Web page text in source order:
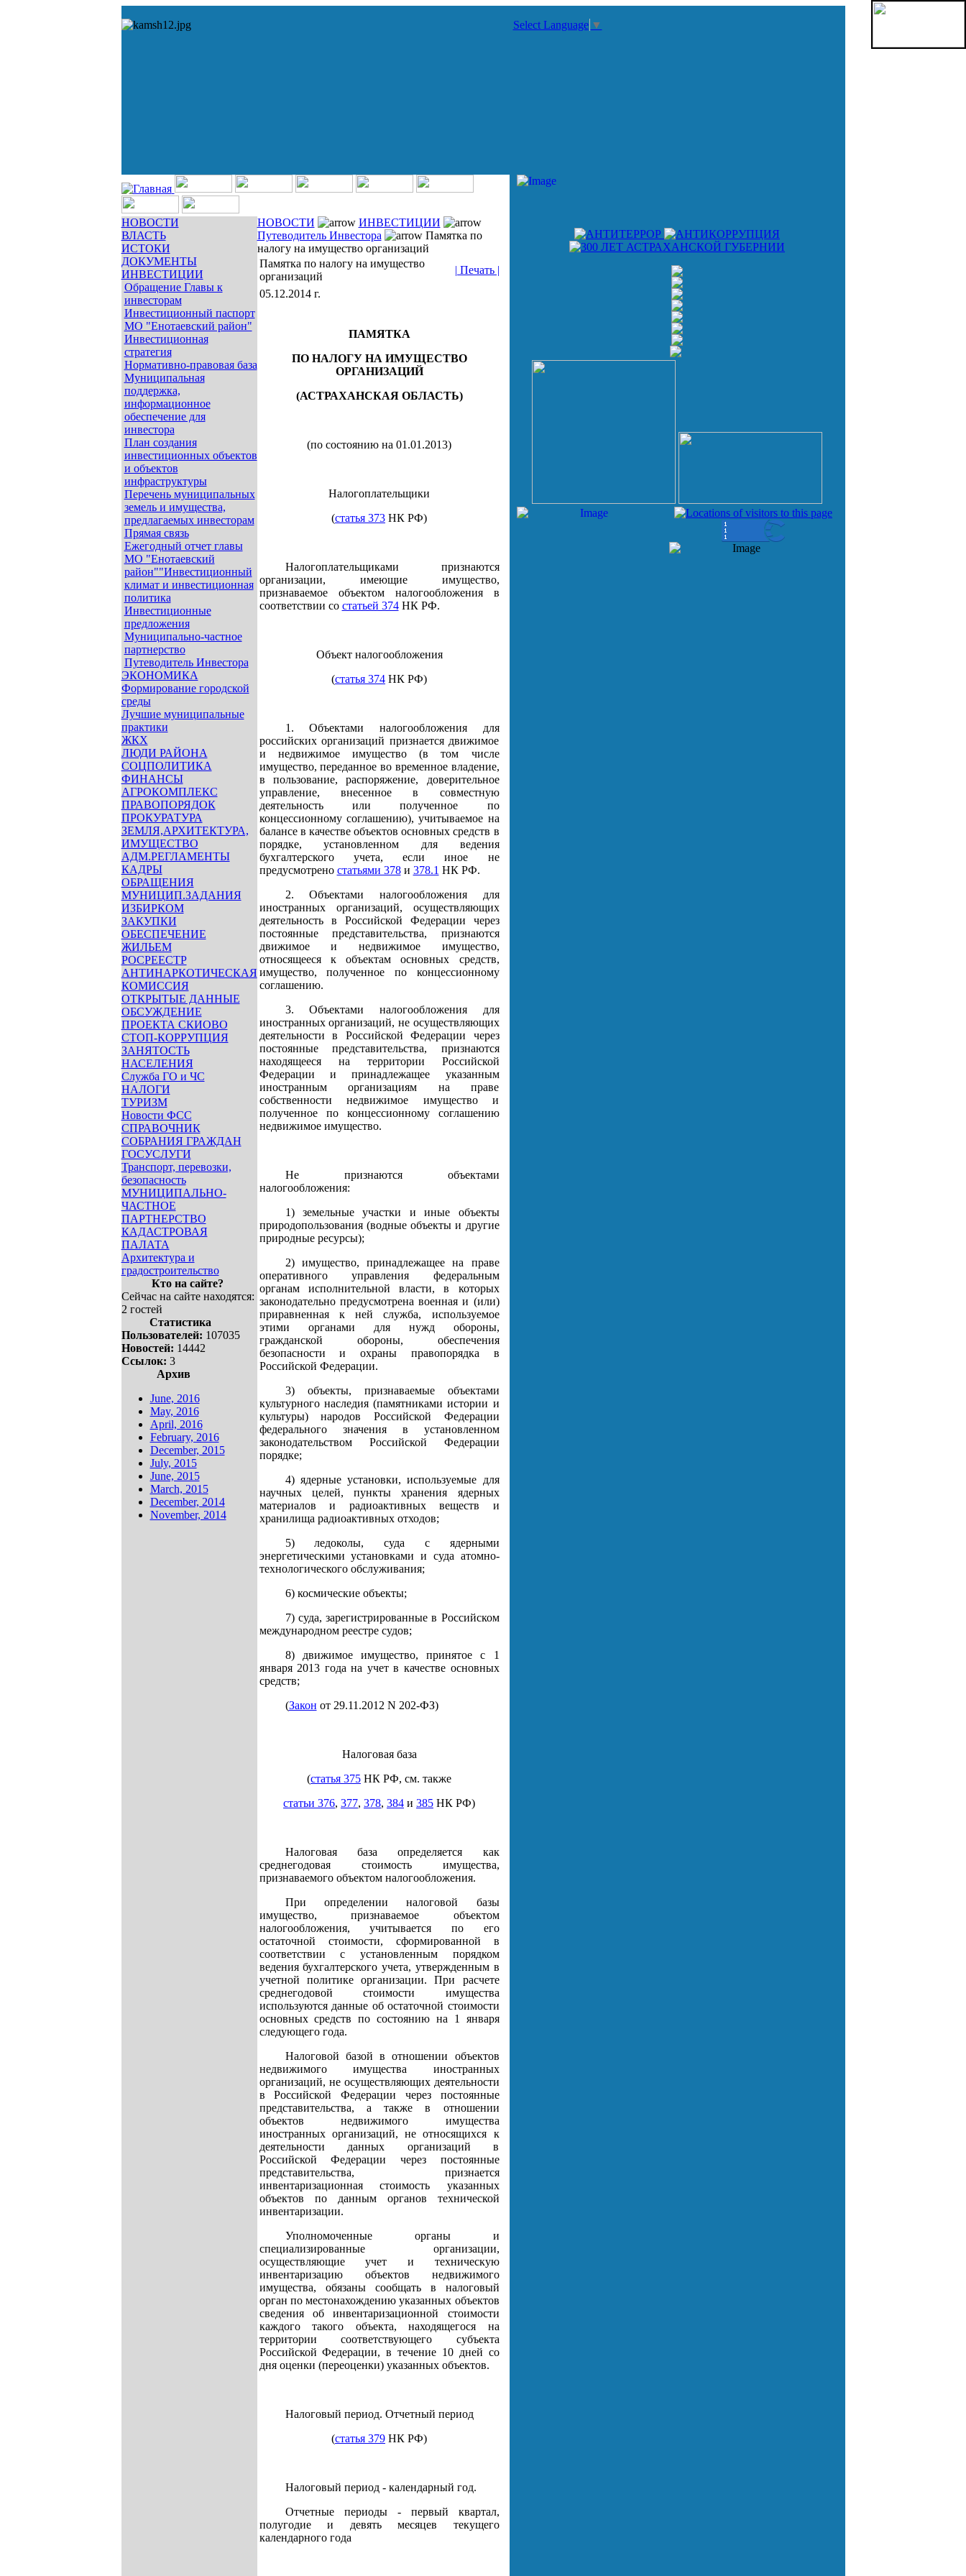
Select Language ▼
НОВОСТИ
ВЛАСТЬ
ИСТОКИ
ДОКУМЕНТЫ
ИНВЕСТИЦИИ
Обращение Главы к
инвесторам
Инвестиционный паспорт
МО "Енотаевский район"
Инвестиционная
стратегия
Нормативно-правовая база
Муниципальная
поддержка,
информационное
обеспечение для
инвестора
План создания
инвестиционных объектов
и объектов
инфраструктуры
Перечень муниципальных
земель и имущества,
предлагаемых инвесторам
Прямая связь
Ежегодный отчет главы
МО "Енотаевский
район""Инвестиционный
климат и инвестиционная
политика
Инвестиционные
предложения
Муниципально-частное
партнерство
Путеводитель Инвестора
ЭКОНОМИКА
Формирование городской
среды
Лучшие муниципальные
практики
ЖКХ
ЛЮДИ РАЙОНА
СОЦПОЛИТИКА
ФИНАНСЫ
АГРОКОМПЛЕКС
ПРАВОПОРЯДОК
ПРОКУРАТУРА
ЗЕМЛЯ,АРХИТЕКТУРА,
ИМУЩЕСТВО
АДМ.РЕГЛАМЕНТЫ
КАДРЫ
ОБРАЩЕНИЯ
МУНИЦИП.ЗАДАНИЯ
ИЗБИРКОМ
ЗАКУПКИ
ОБЕСПЕЧЕНИЕ
ЖИЛЬЕМ
РОСРЕЕСТР
АНТИНАРКОТИЧЕСКАЯ
КОМИССИЯ
ОТКРЫТЫЕ ДАННЫЕ
ОБСУЖДЕНИЕ
ПРОЕКТА СКИОВО
СТОП-КОРРУПЦИЯ
ЗАНЯТОСТЬ
НАСЕЛЕНИЯ
Служба ГО и ЧС
НАЛОГИ
ТУРИЗМ
Новости ФСС
СПРАВОЧНИК
СОБРАНИЯ ГРАЖДАН
ГОСУСЛУГИ
Транспорт, перевозки,
безопасность
МУНИЦИПАЛЬНО-
ЧАСТНОЕ
ПАРТНЕРСТВО
КАДАСТРОВАЯ
ПАЛАТА
Архитектура и
градостроительство
Кто на сайте?
Сейчас на сайте находятся:
2 гостей
Статистика
Пользователей: 107035
Новостей: 14442
Ссылок: 3
Архив
June, 2016
May, 2016
April, 2016
February, 2016
December, 2015
July, 2015
June, 2015
March, 2015
December, 2014
November, 2014
НОВОСТИ
ИНВЕСТИЦИИ
Путеводитель Инвестора
Памятка по
налогу на имущество организаций
Памятка по налогу на имущество
организаций
| Печать |
05.12.2014 г.
ПАМЯТКА
ПО НАЛОГУ НА ИМУЩЕСТВО
ОРГАНИЗАЦИЙ
(АСТРАХАНСКАЯ ОБЛАСТЬ)
(по состоянию на 01.01.2013)
Налогоплательщики
(статья 373 НК РФ)
Налогоплательщиками признаются
организации, имеющие имущество,
признаваемое объектом налогообложения в
соответствии со статьей 374НК РФ.
Объект налогообложения
(статья 374 НК РФ)
1. Объектами налогообложения для
российских организаций признается движимое
и недвижимое имущество (в том числе
имущество, переданное во временное владение,
в пользование, распоряжение, доверительное
управление, внесенное в совместную
деятельность или полученное по
концессионному соглашению), учитываемое на
балансе в качестве объектов основных средств в
порядке, установленном для ведения
бухгалтерского учета, если иное не
предусмотрено статьями 378и 378.1 НК РФ.
2. Объектами налогообложения для
иностранных организаций, осуществляющих
деятельность в Российской Федерации через
постоянные представительства, признаются
движимое и недвижимое имущество,
относящееся к объектам основных средств,
имущество, полученное по концессионному
соглашению.
3. Объектами налогообложения для
иностранных организаций, не осуществляющих
деятельности в Российской Федерации через
постоянные представительства, признаются
находящееся на территории Российской
Федерации и принадлежащее указанным
иностранным организациям на праве
собственности недвижимое имущество и
полученное по концессионному соглашению
недвижимое имущество.
Не признаются объектами
налогообложения:
1) земельные участки и иные объекты
природопользования (водные объекты и другие
природные ресурсы);
2) имущество, принадлежащее на праве
оперативного управления федеральным
органам исполнительной власти, в которых
законодательно предусмотрена военная и (или)
приравненная к ней служба, используемое
этими органами для нужд обороны,
гражданской обороны, обеспечения
безопасности и охраны правопорядка в
Российской Федерации.
3) объекты, признаваемые объектами
культурного наследия (памятниками истории и
культуры) народов Российской Федерации
федерального значения в установленном
законодательством Российской Федерации
порядке;
4) ядерные установки, используемые для
научных целей, пункты хранения ядерных
материалов и радиоактивных веществ и
хранилища радиоактивных отходов;
5) ледоколы, суда с ядерными
энергетическими установками и суда атомно-
технологического обслуживания;
6) космические объекты;
7) суда, зарегистрированные в Российском
международном реестре судов;
8) движимое имущество, принятое с 1
января 2013 года на учет в качестве основных
средств;
(Закон от 29.11.2012 N 202-ФЗ)
Налоговая база
(статья 375 НК РФ, см. также
статьи 376, 377, 378, 384 и 385 НК РФ)
Налоговая база определяется как
среднегодовая стоимость имущества,
признаваемого объектом налогообложения.
При определении налоговой базы
имущество, признаваемое объектом
налогообложения, учитывается по его
остаточной стоимости, сформированной в
соответствии с установленным порядком
ведения бухгалтерского учета, утвержденным в
учетной политике организации. При расчете
среднегодовой стоимости имущества
используются данные об остаточной стоимости
основных средств по состоянию на 1 января
следующего года.
Налоговой базой в отношении объектов
недвижимого имущества иностранных
организаций, не осуществляющих деятельности
в Российской Федерации через постоянные
представительства, а также в отношении
объектов недвижимого имущества
иностранных организаций, не относящихся к
деятельности данных организаций в
Российской Федерации через постоянные
представительства, признается
инвентаризационная стоимость указанных
объектов по данным органов технической
инвентаризации.
Уполномоченные органы и
специализированные организации,
осуществляющие учет и техническую
инвентаризацию объектов недвижимого
имущества, обязаны сообщать в налоговый
орган по местонахождению указанных объектов
сведения об инвентаризационной стоимости
каждого такого объекта, находящегося на
территории соответствующего субъекта
Российской Федерации, в течение 10 дней со
дня оценки (переоценки) указанных объектов.
Налоговый период. Отчетный период
(статья 379 НК РФ)
Налоговый период - календарный год.
Отчетные периоды - первый квартал,
полугодие и девять месяцев текущего
календарного года